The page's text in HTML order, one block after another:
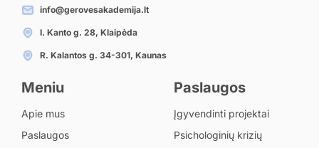
info@gerovesakademija.lt
I. Kanto g. 28, Klaipėda
R. Kalantos g. 34-301, Kaunas
Meniu
Apie mus
Paslaugos
Paslaugos
Įgyvendinti projektai
Psichologinių krizių